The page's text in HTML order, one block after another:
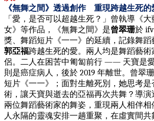
《無舞之間》透過創作
重現跨越生死的
「愛，是否可以超越生死？」曾執導《
女》等作品，《無舞之間》是曾翠珊於
獎、舞蹈短片《一一》的延續，記錄舞蹈
郭亞福跨越生死的愛。兩人均是舞蹈藝
侶。二人在困苦中匍匐前行 —— 天寶是
則是癌症病人，後於 2019 年離世。曾翠
短片《一一》；面對生離死別，她思考
術，讓天寶與逝去的亞福再次共舞？導演
兩位舞蹈藝術家的舞姿，重現兩人相伴
人永隔的靈魂安排一趟重聚，在虛實間共